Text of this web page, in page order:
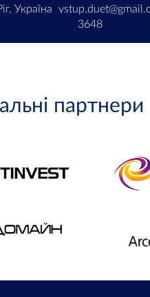
Україна
3648
партнери